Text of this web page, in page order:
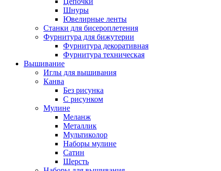
Шнуры
Ювелирные ленты
Станки для бисероплетения
Фурнитура для бижутерии
Фурнитура декоративная
Фурнитура техническая
Вышивание
Иглы для вышивания
Канва
Без рисунка
С рисунком
Мулине
Меланж
Металлик
Мультиколор
Наборы мулине
Сатин
Шерсть